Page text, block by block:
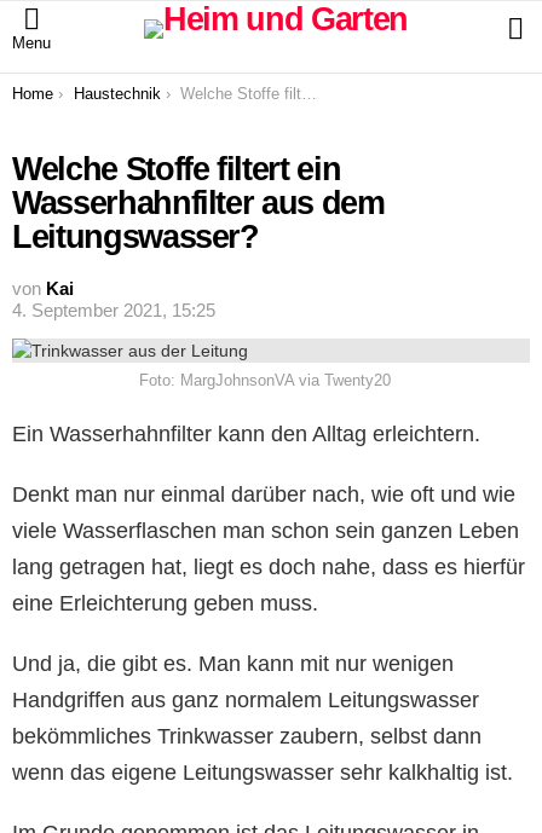
Menu
You are here:
Home Haustechnik Welche Stoffe filtert ein Wasserhahnfilter aus dem Leitungswasser?
Welche Stoffe filtert ein
Wasserhahnfilter aus dem
Leitungswasser?
von Kai
4. September 2021, 15:25
Foto: MargJohnsonVA via Twenty20
Ein Wasserhahnfilter kann den Alltag erleichtern.
Denkt man nur einmal darüber nach, wie oft und wie
viele Wasserflaschen man schon sein ganzen Leben
lang getragen hat, liegt es doch nahe, dass es hierfür
eine Erleichterung geben muss.
Und ja, die gibt es. Man kann mit nur wenigen
Handgriffen aus ganz normalem Leitungswasser
bekömmliches Trinkwasser zaubern, selbst dann
wenn das eigene Leitungswasser sehr kalkhaltig ist.